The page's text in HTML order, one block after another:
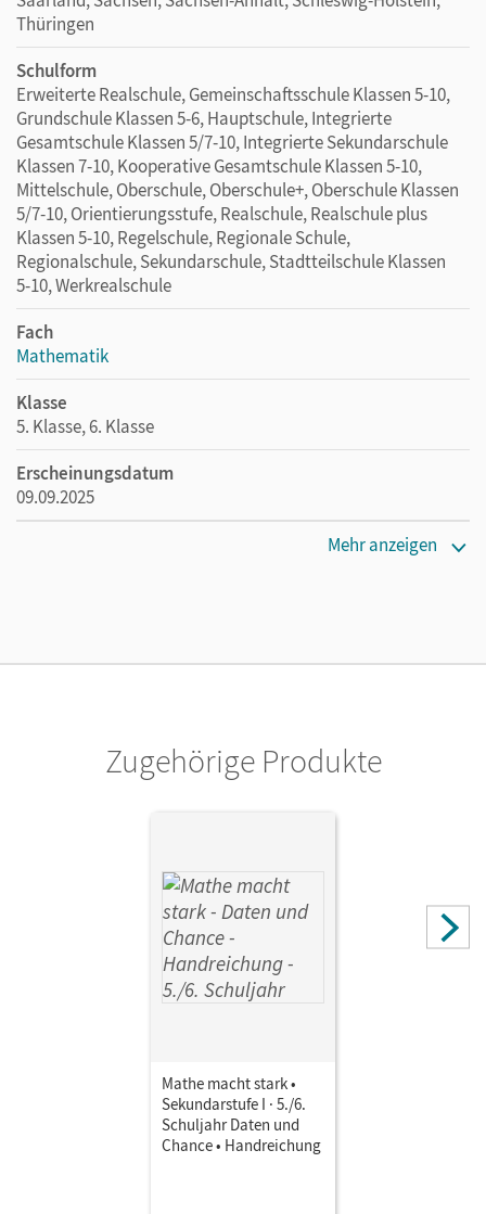
Thüringen
Schulform
Erweiterte Realschule, Gemeinschaftsschule Klassen 5-10,
Grundschule Klassen 5-6, Hauptschule, Integrierte
Gesamtschule Klassen 5/7-10, Integrierte Sekundarschule
Klassen 7-10, Kooperative Gesamtschule Klassen 5-10,
Mittelschule, Oberschule, Oberschule+, Oberschule Klassen
5/7-10, Orientierungsstufe, Realschule, Realschule plus
Klassen 5-10, Regelschule, Regionale Schule,
Regionalschule, Sekundarschule, Stadtteilschule Klassen
5-10, Werkrealschule
Fach
Mathematik
Klasse
5. Klasse, 6. Klasse
Erscheinungsdatum
09.09.2025
Mehr anzeigen
Zugehörige Produkte
Mathe macht stark •
Sekundarstufe I · 5./6.
Schuljahr Daten und
Chance • Handreichung